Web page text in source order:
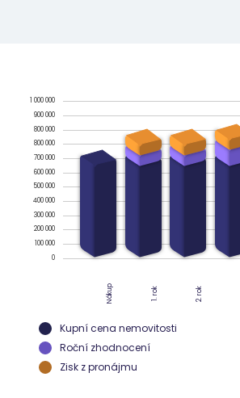
0
100 000
200 000
300 000
400 000
500 000
600 000
700 000
800 000
800 000
900 000
1 000 000
Nákup 1. rok 2. rok
Kupní cena nemovitosti
Roční zhodnocení
Zisk z pronájmu